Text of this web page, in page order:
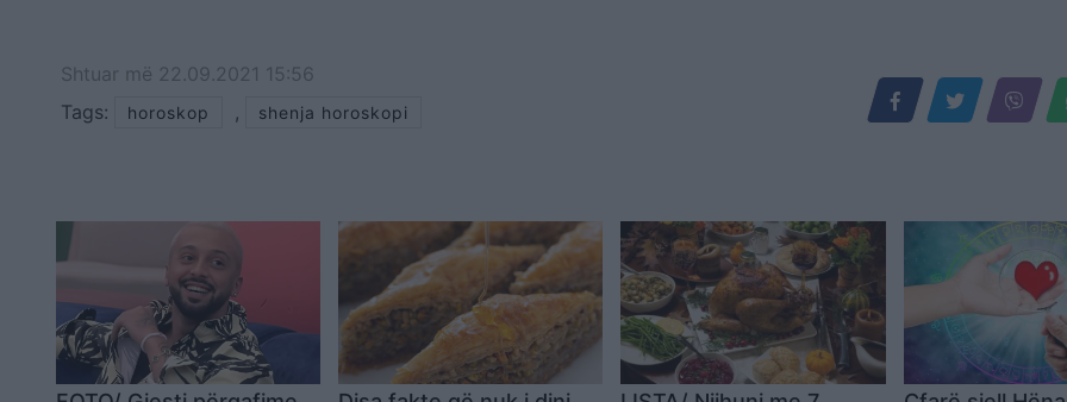
Shtuar më 22.09.2021 15:56
Tags:
horoskop , shenja horoskopi